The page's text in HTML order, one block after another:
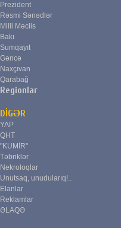
Prezident
Rəsmi Sənədlər
Milli Məclis
Bakı
Sumqayıt
Gəncə
Naxçıvan
Qarabağ
Regionlar
DİGƏR
YAP
QHT
"KUMİR"
Təbriklər
Nekroloqlar
Unutsaq, unudularıq!..
Elanlar
Reklamlar
ƏLAQƏ